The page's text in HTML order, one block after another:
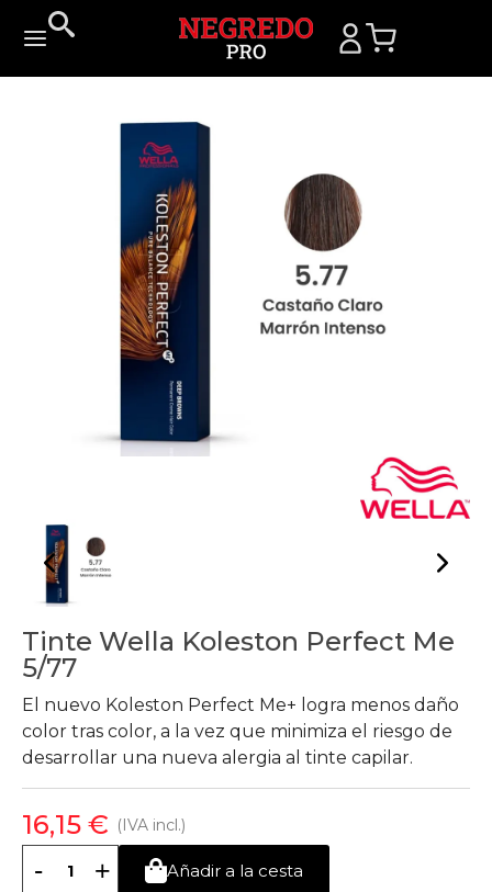
Tinte Wella Koleston Perfect Me
5/77
El nuevo Koleston Perfect Me+ logra menos daño
color tras color, a la vez que minimiza el riesgo de
desarrollar una nueva alergia al tinte capilar.
16,15 € (IVA incl.)
- +
Añadir a la cesta